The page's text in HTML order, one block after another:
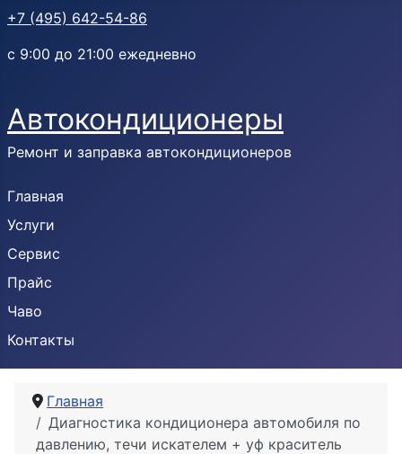
+7 (495) 642-54-86
с 9:00 до 21:00 ежедневно
Автокондиционеры
Ремонт и заправка автокондиционеров
Главная
Услуги
Сервис
Прайс
Чаво
Контакты
Главная
Диагностика кондиционера автомобиля по
давлению, течи искателем + уф краситель